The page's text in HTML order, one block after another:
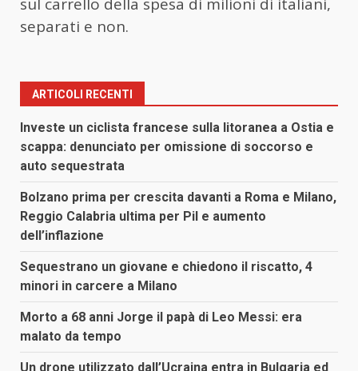
separati e non.
ARTICOLI RECENTI
Investe un ciclista francese sulla litoranea a Ostia e
scappa: denunciato per omissione di soccorso e
auto sequestrata
Bolzano prima per crescita davanti a Roma e Milano,
Reggio Calabria ultima per Pil e aumento
dell’inflazione
Sequestrano un giovane e chiedono il riscatto, 4
minori in carcere a Milano
Morto a 68 anni Jorge il papà di Leo Messi: era
malato da tempo
Un drone utilizzato dall’Ucraina entra in Bulgaria ed